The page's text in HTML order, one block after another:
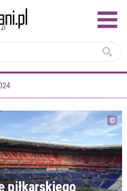
piłkarskiego